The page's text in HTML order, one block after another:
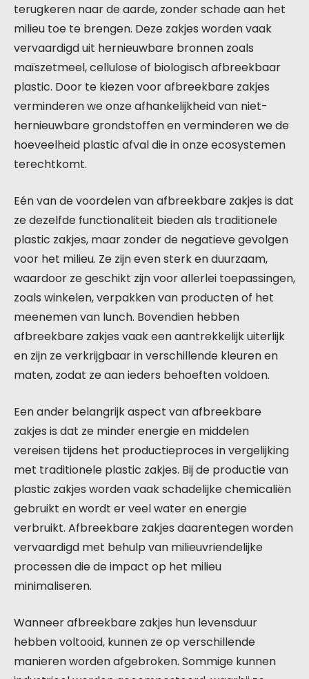
terugkeren naar de aarde, zonder schade aan het
milieu toe te brengen. Deze zakjes worden vaak
vervaardigd uit hernieuwbare bronnen zoals
maïszetmeel, cellulose of biologisch afbreekbaar
plastic. Door te kiezen voor afbreekbare zakjes
verminderen we onze afhankelijkheid van niet-
hernieuwbare grondstoffen en verminderen we de
hoeveelheid plastic afval die in onze ecosystemen
terechtkomt.
Eén van de voordelen van afbreekbare zakjes is dat
ze dezelfde functionaliteit bieden als traditionele
plastic zakjes, maar zonder de negatieve gevolgen
voor het milieu. Ze zijn even sterk en duurzaam,
waardoor ze geschikt zijn voor allerlei toepassingen,
zoals winkelen, verpakken van producten of het
meenemen van lunch. Bovendien hebben
afbreekbare zakjes vaak een aantrekkelijk uiterlijk
en zijn ze verkrijgbaar in verschillende kleuren en
maten, zodat ze aan ieders behoeften voldoen.
Een ander belangrijk aspect van afbreekbare
zakjes is dat ze minder energie en middelen
vereisen tijdens het productieproces in vergelijking
met traditionele plastic zakjes. Bij de productie van
plastic zakjes worden vaak schadelijke chemicaliën
gebruikt en wordt er veel water en energie
verbruikt. Afbreekbare zakjes daarentegen worden
vervaardigd met behulp van milieuvriendelijke
processen die de impact op het milieu
minimaliseren.
Wanneer afbreekbare zakjes hun levensduur
hebben voltooid, kunnen ze op verschillende
manieren worden afgebroken. Sommige kunnen